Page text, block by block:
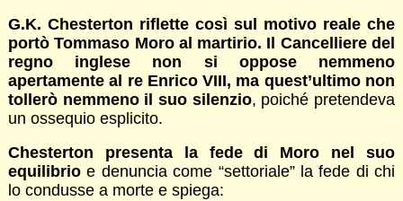
G.K. Chesterton riflette così sul motivo reale che
portò Tommaso Moro al martirio. Il Cancelliere del
regno inglese non si oppose nemmeno
apertamente al re Enrico VIII, ma quest’ultimo non
tollerò nemmeno il suo silenzio, poiché pretendeva
un ossequio esplicito.
Chesterton presenta la fede di Moro nel suo
equilibrioe denuncia come “settoriale” la fede di chi
lo condusse a morte e spiega: